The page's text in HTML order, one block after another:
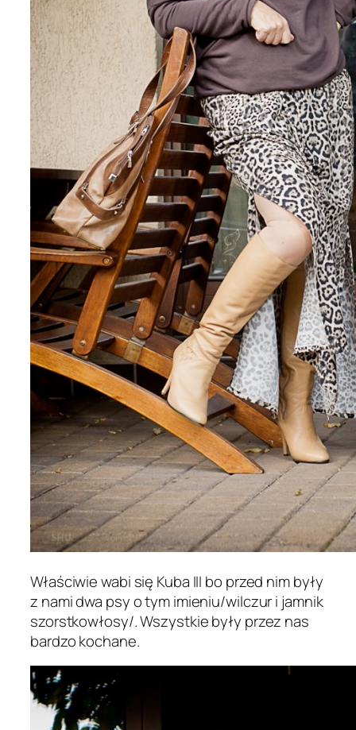
Właściwie wabi się Kuba III bo przed nim były
z nami dwa psy o tym imieniu/wilczur i jamnik
szorstkowłosy/. Wszystkie były przez nas
bardzo kochane.